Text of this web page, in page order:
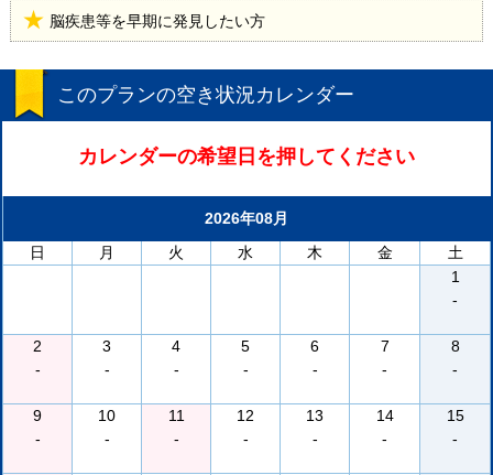
脳疾患等を早期に発見したい方
このプランの空き状況カレンダー
カレンダーの希望日を押してください
2026年08月
日
月 火 水 木 金
土
1
-
2
-
3
-
4
-
5
-
6
-
7
-
8
-
9
-
10
-
11
-
12
-
13
-
14
-
15
-